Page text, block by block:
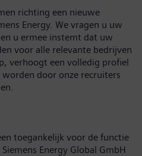
richting een nieuwe
Energy. We vragen u uw
u ermee instemt dat uw
voor alle relevante bedrijven
verhoogt een volledig profiel
door onze recruiters
toegankelijk voor de functie
Energy Global GmbH